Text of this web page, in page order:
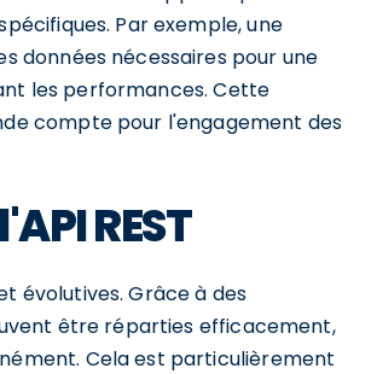
Par exemple, une
données nécessaires pour une
les performances. Cette
compte pour l'engagement des
REST
évolutives. Grâce à des
être réparties efficacement,
Cela est particulièrement